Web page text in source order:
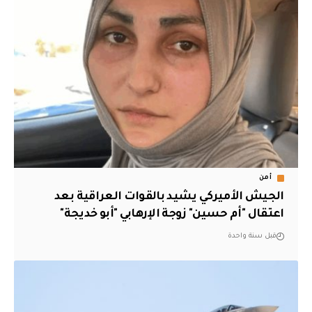
أمن
الجيش الأميركي يشيد بالقوات العراقية بعد
اعتقال "أم حسين" زوجة الإرهابي "أبو خديجة"
قبل سنة واحدة